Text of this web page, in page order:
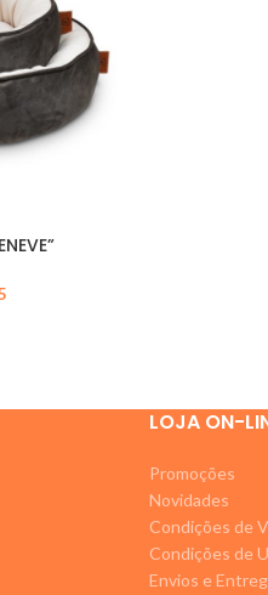
LOJA ON-
Promoções
Novidades
Condições de
Condições de
Envios e